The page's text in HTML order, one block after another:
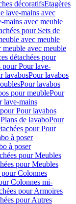
décoratifsEtagères
lave-mains avec
mains avec meuble
pour Sets de
avec meuble
meuble avec meuble
détachées pour
pour Pour lave-
lavabosPour lavabos
Pour lavabos
pour meublePour
lave-mains
Pour lavabos
de lavaboPour
pour Pour
à poser
à poser
pour Meubles
pour Meubles
pour Colonnes
Colonnes mi-
pour Armoires
pour Autres